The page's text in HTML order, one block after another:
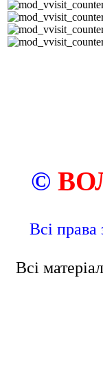
©
Всі права
Всі